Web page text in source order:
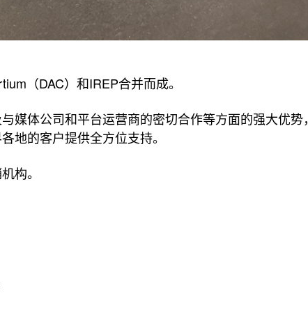
（DAC）和IREP合并而成。
体公司和平台运营商的密切合作等方面的强大优势，
地的客户提供全方位支持。
构。